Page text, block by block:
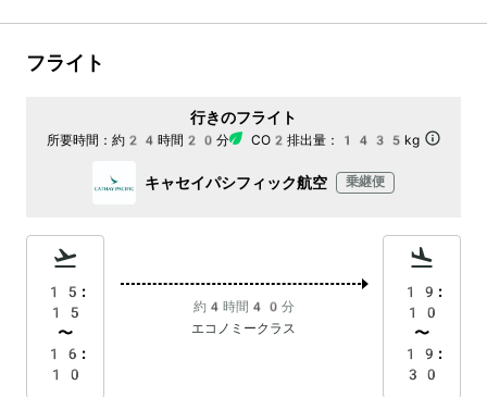
フライト
行きのフライト
所要時間： 約24時間20分 CO2排出量： 1435kg
キャセイパシフィック航空 乗継便
15:
15
〜
16:
10
約4時間40分
エコノミークラス
19:
10
〜
19:
30